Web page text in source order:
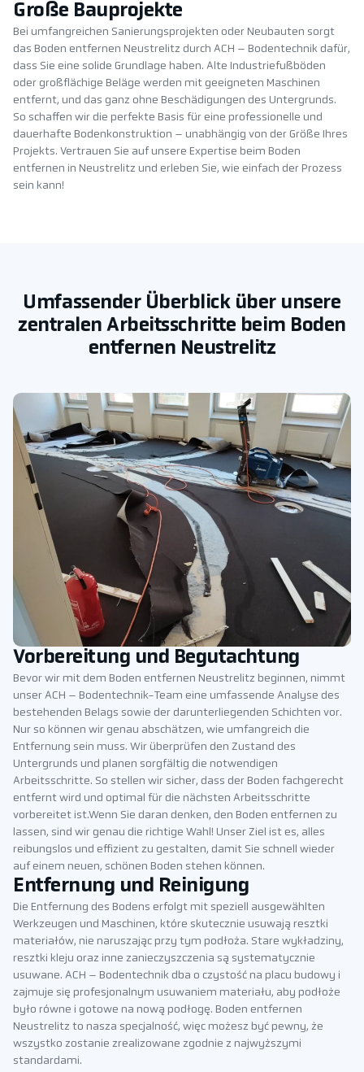
Große Bauprojekte
Bei umfangreichen Sanierungsprojekten oder Neubauten sorgt
das Boden entfernen Neustrelitz durch ACH – Bodentechnik dafür,
dass Sie eine solide Grundlage haben. Alte Industriefußböden
oder großflächige Beläge werden mit geeigneten Maschinen
entfernt, und das ganz ohne Beschädigungen des Untergrunds.
So schaffen wir die perfekte Basis für eine professionelle und
dauerhafte Bodenkonstruktion – unabhängig von der Größe Ihres
Projekts. Vertrauen Sie auf unsere Expertise beim Boden
entfernen in Neustrelitz und erleben Sie, wie einfach der Prozess
sein kann!
Umfassender Überblick über unsere
zentralen Arbeitsschritte beim Boden
entfernen Neustrelitz
Vorbereitung und Begutachtung
Bevor wir mit dem Boden entfernen Neustrelitz beginnen, nimmt
unser ACH – Bodentechnik-Team eine umfassende Analyse des
bestehenden Belags sowie der darunterliegenden Schichten vor.
Nur so können wir genau abschätzen, wie umfangreich die
Entfernung sein muss. Wir überprüfen den Zustand des
Untergrunds und planen sorgfältig die notwendigen
Arbeitsschritte. So stellen wir sicher, dass der Boden fachgerecht
entfernt wird und optimal für die nächsten Arbeitsschritte
vorbereitet ist.Wenn Sie daran denken, den Boden entfernen zu
lassen, sind wir genau die richtige Wahl! Unser Ziel ist es, alles
reibungslos und effizient zu gestalten, damit Sie schnell wieder
auf einem neuen, schönen Boden stehen können.
Entfernung und Reinigung
Die Entfernung des Bodens erfolgt mit speziell ausgewählten
Werkzeugen und Maschinen, które skutecznie usuwają resztki
materiałów, nie naruszając przy tym podłoża. Stare wykładziny,
resztki kleju oraz inne zanieczyszczenia są systematycznie
usuwane. ACH – Bodentechnik dba o czystość na placu budowy i
zajmuje się profesjonalnym usuwaniem materiału, aby podłoże
było równe i gotowe na nową podłogę. Boden entfernen
Neustrelitz to nasza specjalność, więc możesz być pewny, że
wszystko zostanie zrealizowane zgodnie z najwyższymi
standardami.